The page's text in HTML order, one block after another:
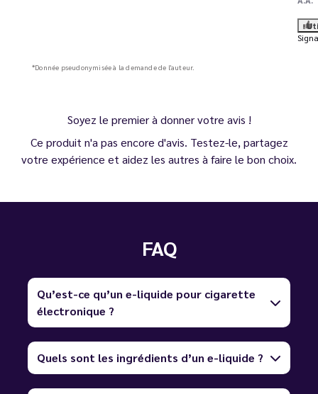
*Donnée pseudonymisée à la demande de l'auteur.
Soyez le premier à donner votre avis !
Ce produit n'a pas encore d'avis. Testez-le, partagez
votre expérience et aidez les autres à faire le bon choix.
FAQ
Qu’est-ce qu’un e-liquide pour cigarette
électronique ?
Quels sont les ingrédients d’un e-liquide ?